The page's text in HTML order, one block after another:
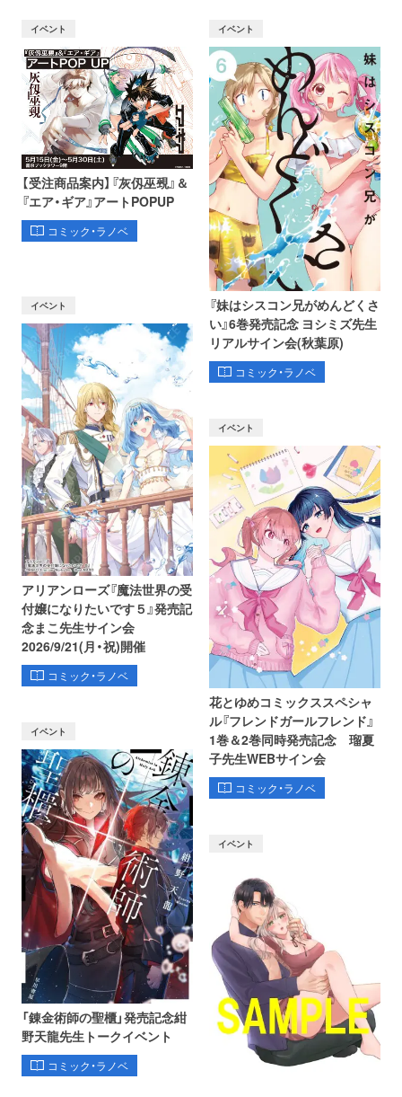
イベント
【受注商品案内】『灰仭巫覡』＆
『エア・ギア』アートPOPUP
コミック・ラノベ
イベント
『妹はシスコン兄がめんどくさ
い』6巻発売記念 ヨシミズ先生
リアルサイン会(秋葉原)
コミック・ラノベ
イベント
アリアンローズ『魔法世界の受
付嬢になりたいです５』発売記
念まこ先生サイン会
2026/9/21(月・祝)開催
コミック・ラノベ
イベント
花とゆめコミックススペシャ
ル『フレンドガールフレンド』
1巻＆2巻同時発売記念 瑠夏
子先生WEBサイン会
コミック・ラノベ
イベント
「錬金術師の聖櫃」発売記念紺
野天龍先生トークイベント
コミック・ラノベ
イベント